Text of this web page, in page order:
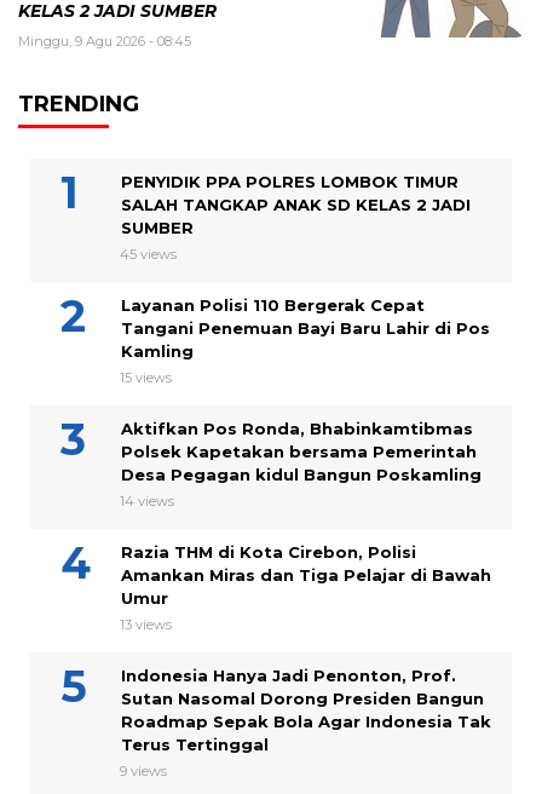
KELAS 2 JADI SUMBER
Minggu, 9 Agu 2026 - 08:45
TRENDING
PENYIDIK PPA POLRES LOMBOK TIMUR
SALAH TANGKAP ANAK SD KELAS 2 JADI
SUMBER
45 views
Layanan Polisi 110 Bergerak Cepat
Tangani Penemuan Bayi Baru Lahir di Pos
Kamling
15 views
Aktifkan Pos Ronda, Bhabinkamtibmas
Polsek Kapetakan bersama Pemerintah
Desa Pegagan kidul Bangun Poskamling
14 views
Razia THM di Kota Cirebon, Polisi
Amankan Miras dan Tiga Pelajar di Bawah
Umur
13 views
Indonesia Hanya Jadi Penonton, Prof.
Sutan Nasomal Dorong Presiden Bangun
Roadmap Sepak Bola Agar Indonesia Tak
Terus Tertinggal
9 views